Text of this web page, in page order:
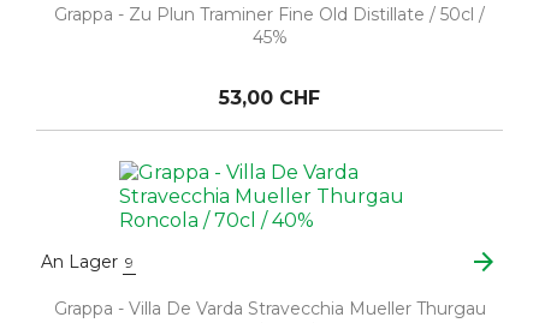
Grappa - Zu Plun Traminer Fine Old Distillate / 50cl /
45%
53,00 CHF
An Lager 9 arrow_forward
Grappa - Villa De Varda Stravecchia Mueller Thurgau